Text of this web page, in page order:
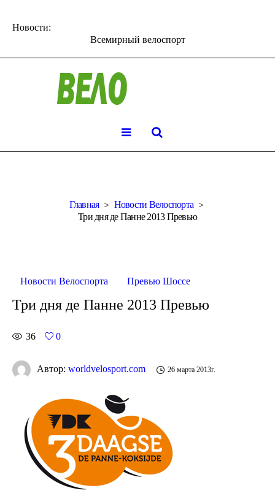
Новости:
Всемирный велоспорт
Главная
Новости Велоспорта
Три дня де Панне 2013 Превью
Новости Велоспорта Превью Шоссе
Три дня де Панне 2013 Превью
36 0
Автор: worldvelosport.com 26 марта 2013г.